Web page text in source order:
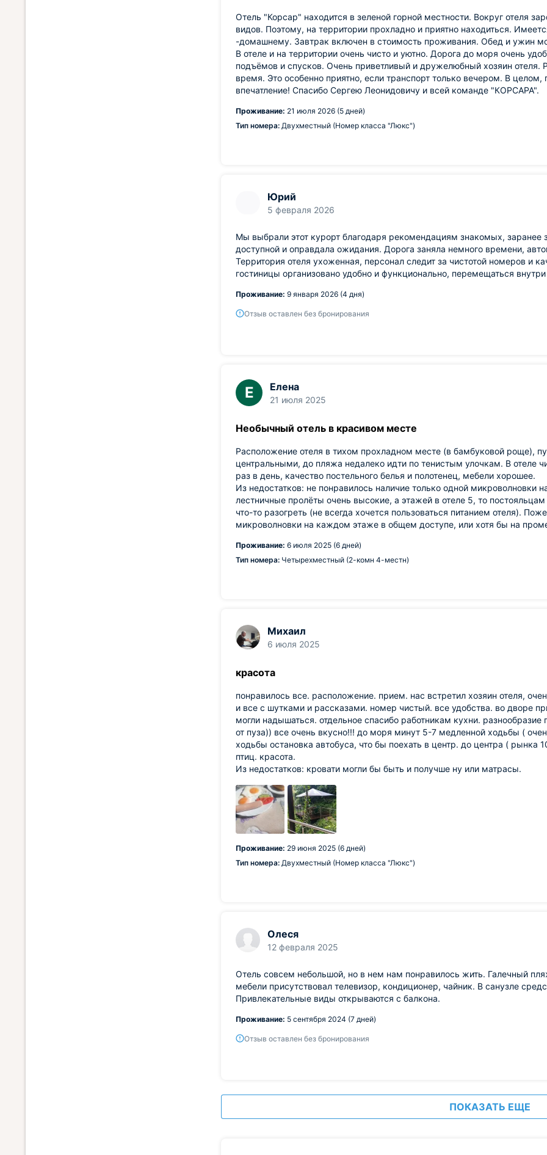
Отель "Корсар" находится в зеленой горной местности. Вокруг отеля
видов. Поэтому, на территории прохладно и приятно находиться.
-домашнему. Завтрак включен в стоимость проживания. Обед и ужин
В отеле и на территории очень чисто и уютно. Дорога до моря очень
подъёмов и спусков. Очень приветливый и дружелюбный хозяин отеля.
время. Это особенно приятно, если транспорт только вечером. В
впечатление! Спасибо Сергею Леонидовичу и всей команде "КОРСАРА".
Проживание: 21 июля 2026 (5 дней)
Тип номера: Двухместный (Номер класса "Люкс")
Юрий
5 февраля 2026
Мы выбрали этот курорт благодаря рекомендациям знакомых, заранее
доступной и оправдала ожидания. Дорога заняла немного времени,
Территория отеля ухоженная, персонал следит за чистотой номеров и
гостиницы организовано удобно и функционально, перемещаться
Проживание: 9 января 2026 (4 дня)
Отзыв оставлен без бронирования
Е Елена
21 июля 2025
Необычный отель в красивом месте
Расположение отеля в тихом прохладном месте (в бамбуковой роще),
центральными, до пляжа недалеко идти по тенистым улочкам. В отеле
раз в день, качество постельного белья и полотенец, мебели хорошее.
Из недостатков: не понравилось наличие только одной микроволновки
лестничные пролёты очень высокие, а этажей в отеле 5, то
что-то разогреть (не всегда хочется пользоваться питанием отеля).
микроволновки на каждом этаже в общем доступе, или хотя бы на
Проживание: 6 июля 2025 (6 дней)
Тип номера: Четырехместный (2-комн 4-местн)
Михаил
6 июля 2025
красота
понравилось все. расположение. прием. нас встретил хозяин отеля,
и все с шутками и рассказами. номер чистый. все удобства. во дворе
могли надышаться. отдельное спасибо работникам кухни.
от пуза)) все очень вкусно!!! до моря минут 5-7 медленной ходьбы (
ходьбы остановка автобуса, что бы поехать в центр. до центра (
птиц. красота.
Из недостатков: кровати могли бы быть и получше ну или матрасы.
Проживание: 29 июня 2025 (6 дней)
Тип номера: Двухместный (Номер класса "Люкс")
Олеся
12 февраля 2025
Отель совсем небольшой, но в нем нам понравилось жить. Галечный
мебели присутствовал телевизор, кондиционер, чайник. В санузле
Привлекательные виды открываются с балкона.
Проживание: 5 сентября 2024 (7 дней)
Отзыв оставлен без бронирования
ПОКАЗАТЬ ЕЩЕ